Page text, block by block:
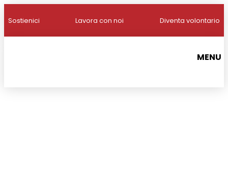
Sostienici Lavora con noi Diventa volontario
MENU